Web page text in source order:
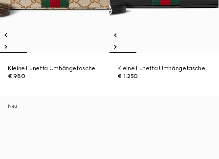
Kleine Lunetta Umhängetasche
€ 980
Kleine Lunetta Umhängetasche
€ 1.250
Neu